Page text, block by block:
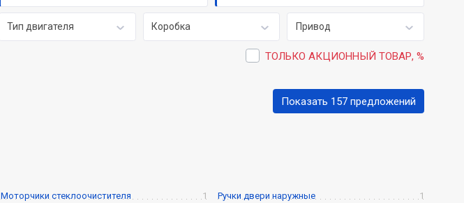
Тип двигателя Коробка Привод
ТОЛЬКО АКЦИОННЫЙ ТОВАР, %
Показать 157 предложений
Моторчики стеклоочистителя
1
Ручки двери наружные
1